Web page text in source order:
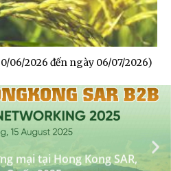
06/2026 đến ngày 06/07/2026)
mại tại Hong Kong SAR,